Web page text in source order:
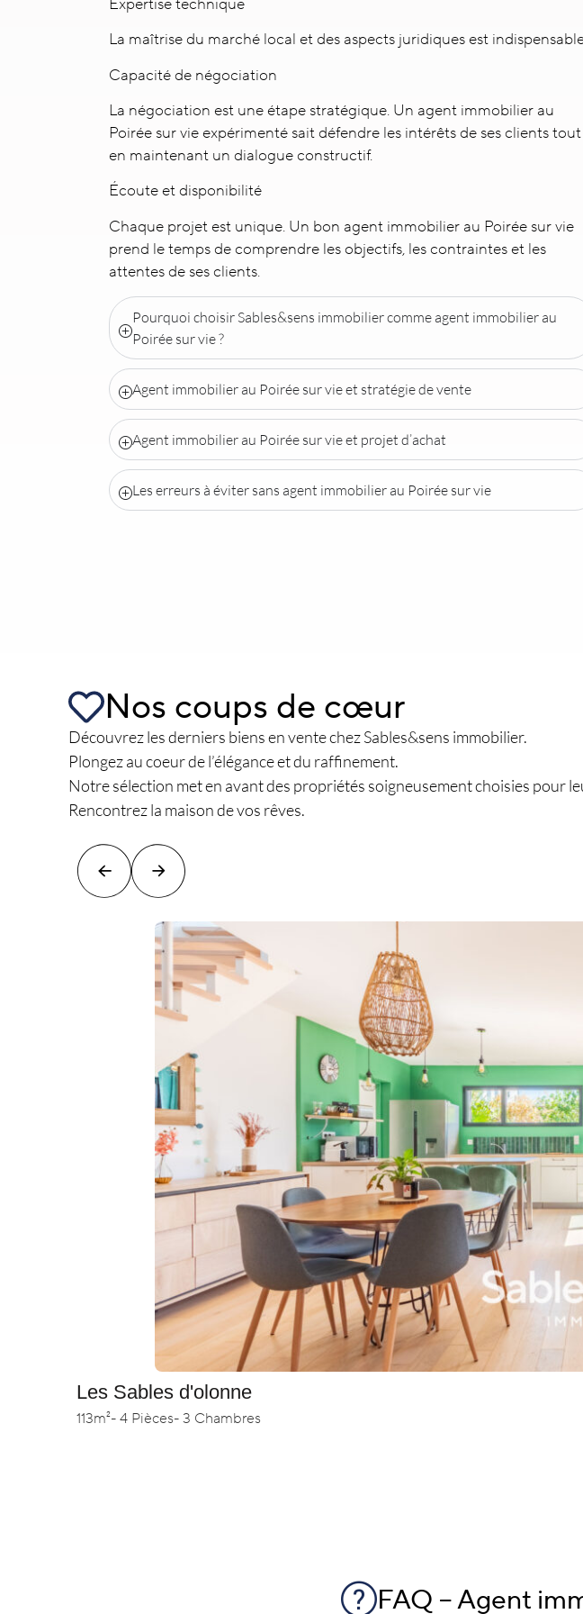
Expertise technique
La maîtrise du marché local et des aspects juridiques est
Capacité de négociation
La négociation est une étape stratégique. Un agent immobilier au
Poirée sur vie expérimenté sait défendre les intérêts de ses clients tout
en maintenant un dialogue constructif.
Écoute et disponibilité
Chaque projet est unique. Un bon agent immobilier au Poirée sur vie
prend le temps de comprendre les objectifs, les contraintes et les
attentes de ses clients.
Pourquoi choisir Sables&sens immobilier comme agent immobilier au
Poirée sur vie ?
Agent immobilier au Poirée sur vie et stratégie de vente
Agent immobilier au Poirée sur vie et projet d’achat
Les erreurs à éviter sans agent immobilier au Poirée sur vie
Nos coups de cœur
Découvrez les derniers biens en vente chez Sables&sens immobilier.
Plongez au coeur de l’élégance et du raffinement.
Notre sélection met en avant des propriétés soigneusement choisies pour
Rencontrez la maison de vos rêves.
Les Sables d'olonne
113m²- 4 Pièces- 3 Chambres
FAQ – Agent